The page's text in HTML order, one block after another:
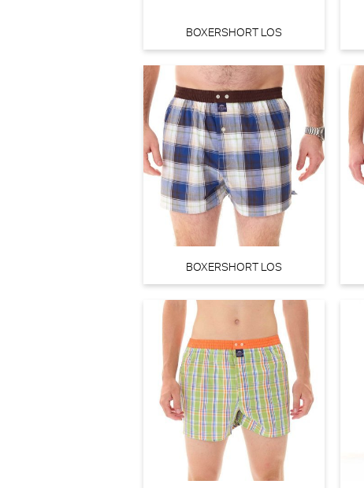
PrimaDonna Cala luna Beugel BH (Blogger Pink)
PrimaDonna Twist Dear night Tailleslip (Influencer Pink)
BOXERSHORT LOS
BOXERSHORT LOS